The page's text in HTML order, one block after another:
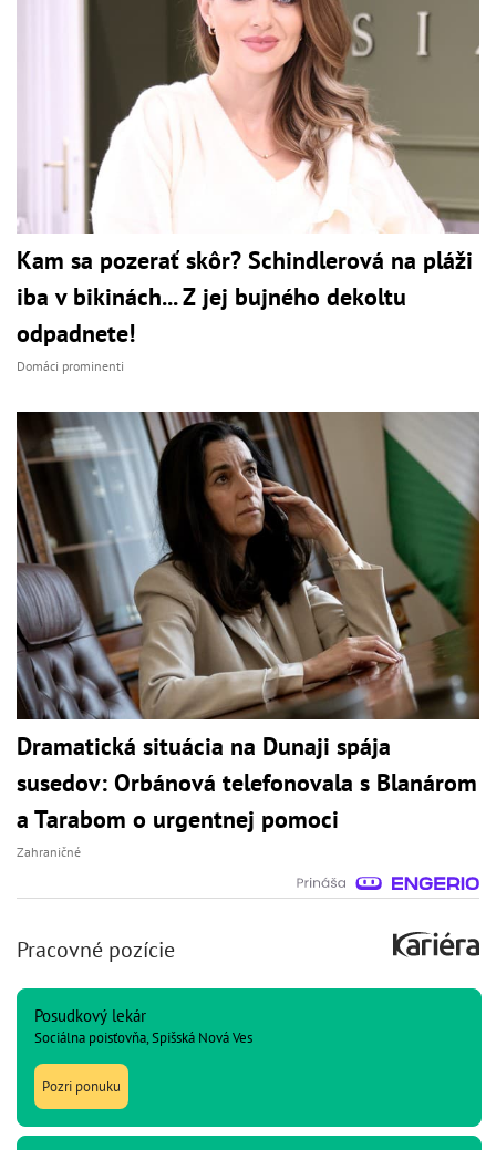
Kam sa pozerať skôr? Schindlerová na pláži
iba v bikinách... Z jej bujného dekoltu
odpadnete!
Domáci prominenti
Dramatická situácia na Dunaji spája
susedov: Orbánová telefonovala s Blanárom
a Tarabom o urgentnej pomoci
Zahraničné
Pracovné pozície
Posudkový lekár
Sociálna poisťovňa, Spišská Nová Ves
Pozri ponuku